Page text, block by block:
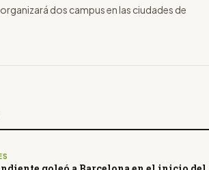
dos campus en las ciudades de